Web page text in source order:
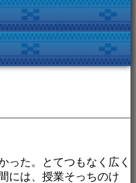
た。とてつもなく広く
には、授業そっちのけ